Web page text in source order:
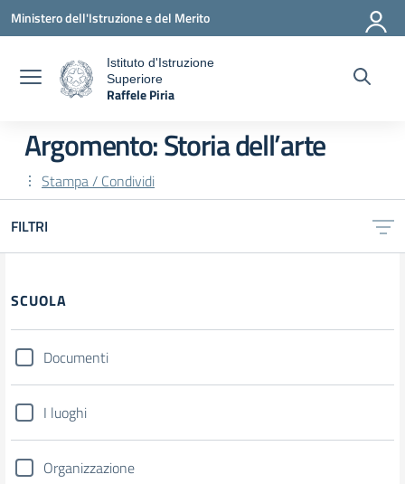
Vai ai contenuti
Vai al menu di navigazione
Vai al footer
Ministero dell'Istruzione e del Merito
Istituto d'Istruzione
Superiore
Raffele Piria
Argomento: Storia dell’arte
Stampa / Condividi
FILTRI
Filtri
SCUOLA
Documenti
I luoghi
Organizzazione